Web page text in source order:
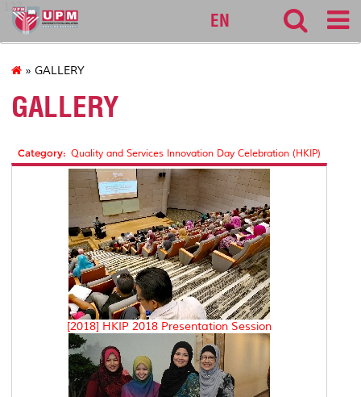
127
EN
» GALLERY
GALLERY
Category: Quality and Services Innovation Day Celebration (HKIP)
[2018] HKIP 2018 Presentation Session